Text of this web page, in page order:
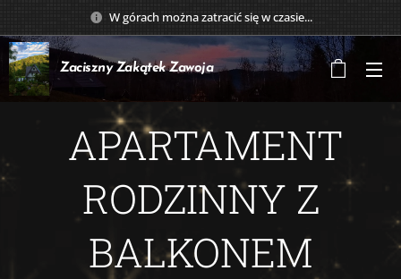
W górach można zatracić się w czasie...
Zaciszny Zakątek Zawoja
APARTAMENT
RODZINNY Z
BALKONEM